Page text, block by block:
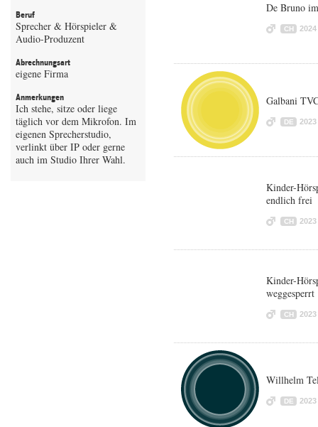
Beruf
Sprecher & Hörspieler &
Audio-Produzent
Abrechnungsart
eigene Firma
Anmerkungen
Ich stehe, sitze oder liege
täglich vor dem Mikrofon. Im
eigenen Sprecherstudio,
verlinkt über IP oder gerne
auch im Studio Ihrer Wahl.
De Bruno
CH 2024
Galbani
DE 2023
Kinder-
endlich frei
CH 2023
Kinder-
weggesperrt
CH 2023
Willhelm
DE 2023